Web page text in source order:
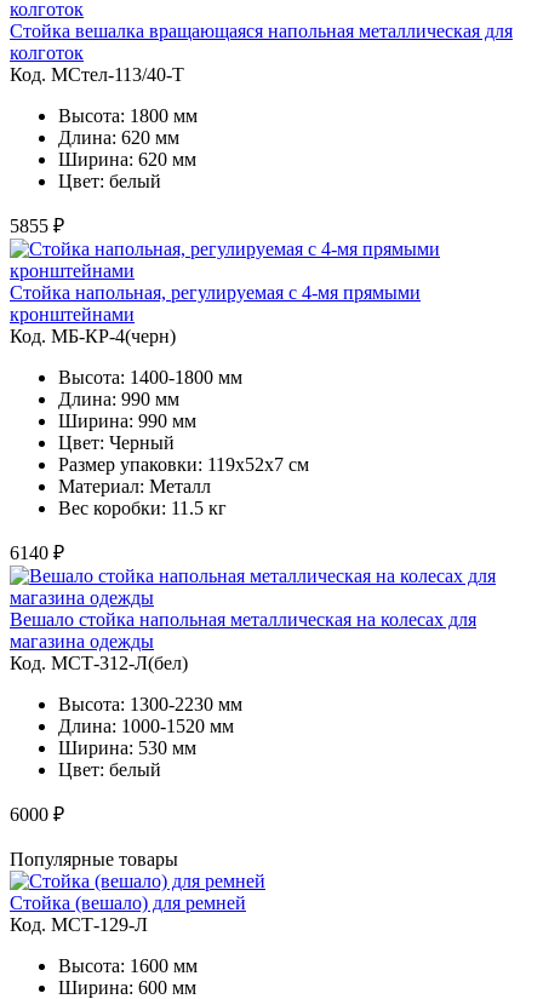
Стойка вешалка вращающаяся напольная металлическая для
колготок
Код. MСтел-113/40-Т
Высота: 1800 мм
Длина: 620 мм
Ширина: 620 мм
Цвет: белый
5855 ₽
Стойка напольная, регулируемая с 4-мя прямыми
кронштейнами
Код. MБ-КР-4(черн)
Высота: 1400-1800 мм
Длина: 990 мм
Ширина: 990 мм
Цвет: Черный
Размер упаковки: 119x52x7 cм
Материал: Металл
Вес коробки: 11.5 кг
6140 ₽
Вешало стойка напольная металлическая на колесах для
магазина одежды
Код. MСТ-312-Л(бел)
Высота: 1300-2230 мм
Длина: 1000-1520 мм
Ширина: 530 мм
Цвет: белый
6000 ₽
Популярные товары
Стойка (вешало) для ремней
Код. MСТ-129-Л
Высота: 1600 мм
Ширина: 600 мм